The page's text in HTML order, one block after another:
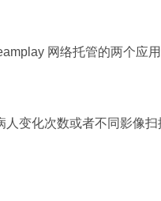
网络托管的两个应用
变化次数或者不同影像扫